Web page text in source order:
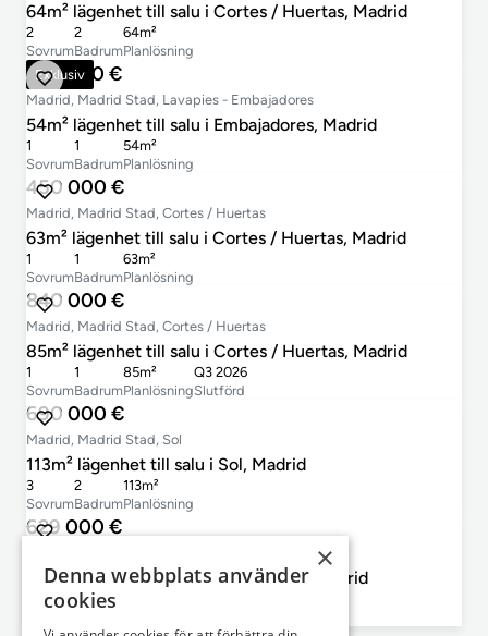
64m² lägenhet till salu i Cortes / Huertas, Madrid
Sovrum
2
Badrum
2
Planlösning
64m²
Exklusiv
449 900 €
Madrid, Madrid Stad, Lavapies - Embajadores
54m² lägenhet till salu i Embajadores, Madrid
Sovrum
1
Badrum
1
Planlösning
54m²
450 000 €
Madrid, Madrid Stad, Cortes / Huertas
63m² lägenhet till salu i Cortes / Huertas, Madrid
Sovrum
1
Badrum
1
Planlösning
63m²
840 000 €
Madrid, Madrid Stad, Cortes / Huertas
85m² lägenhet till salu i Cortes / Huertas, Madrid
Sovrum
1
Badrum
1
Planlösning
85m²
Slutförd
Q3 2026
690 000 €
Madrid, Madrid Stad, Sol
113m² lägenhet till salu i Sol, Madrid
Sovrum
3
Badrum
2
Planlösning
113m²
629 000 €
68m² lägenhet till salu i Universidad, Madrid
1
×
Denna webbplats använder
cookies